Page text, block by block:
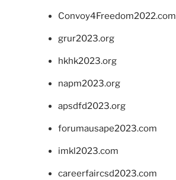
Convoy4Freedom2022.com
grur2023.org
hkhk2023.org
napm2023.org
apsdfd2023.org
forumausape2023.com
imkl2023.com
careerfaircsd2023.com